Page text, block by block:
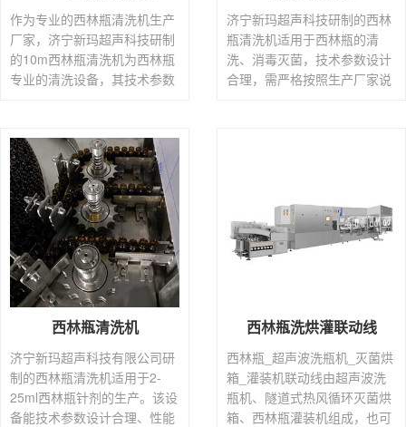
作为专业的西林瓶清洗机生产
厂家，济宁新玛超声科技研制
的10m西林瓶清洗机为西林瓶
专业的清洗设备，其技术参数
济宁新玛超声科技研制的西林
瓶清洗机适用于西林瓶的清
洗、消毒灭菌，技术参数设计
合理，需严格按照生产厂家说
西林瓶清洗机
济宁新玛超声科技有限公司研
制的西林瓶清洗机适用于2-
25ml西林瓶针剂的生产。该设
备能技术参数设计合理、性能
西林瓶洗烘灌联动线
西林瓶_超声波洗瓶机_灭菌烘
箱_灌装机联动线由超声波洗
瓶机、隧道式热风循环灭菌烘
箱、西林瓶灌装机组成，也可